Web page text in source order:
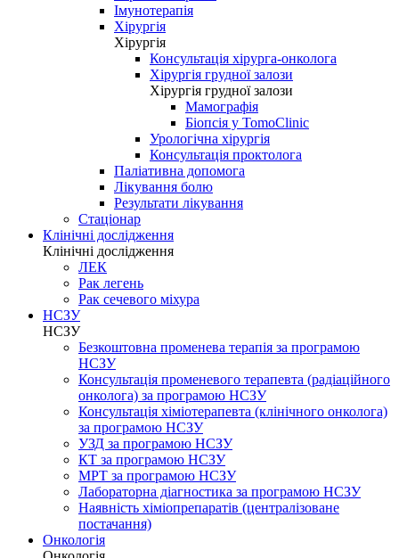
Імунотерапія
Хірургія
Хірургія
Консультація хірурга-онколога
Хірургія грудної залози
Хірургія грудної залози
Мамографія
Біопсія у TomoClinic
Урологічна хірургія
Консультація проктолога
Паліативна допомога
Лікування болю
Результати лікування
Стаціонар
Клінічні дослідження
Клінічні дослідження
ЛЕК
Рак легень
Рак сечевого міхура
НСЗУ
НСЗУ
Безкоштовна променева терапія за програмою
НСЗУ
Консультація променевого терапевта (радіаційного
онколога) за програмою НСЗУ
Консультація хіміотерапевта (клінічного онколога)
за програмою НСЗУ
УЗД за програмою НСЗУ
КТ за програмою НСЗУ
МРТ за програмою НСЗУ
Лабораторна діагностика за програмою НСЗУ
Наявність хіміопрепаратів (централізоване
постачання)
Онкологія